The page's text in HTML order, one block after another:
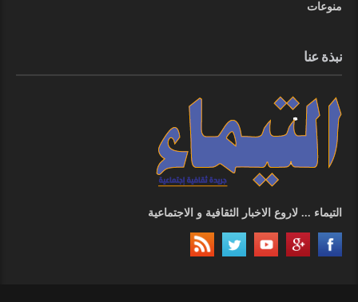
منوعات
نبذة عنا
التيماء ... لاروع الاخبار الثقافية و الاجتماعية